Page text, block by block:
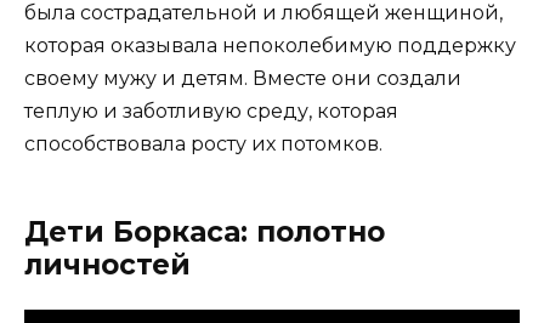
была сострадательной и любящей женщиной,
которая оказывала непоколебимую поддержку
своему мужу и детям. Вместе они создали
теплую и заботливую среду, которая
способствовала росту их потомков.
Дети Боркаса: полотно
личностей